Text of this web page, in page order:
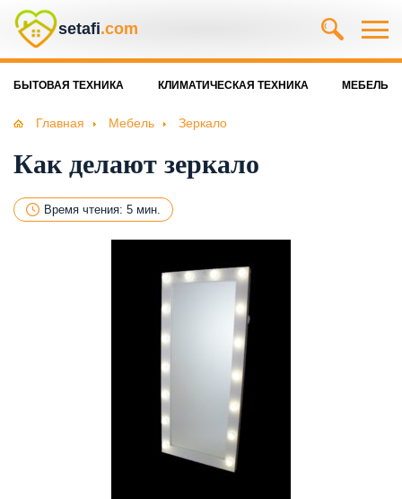
setafi.com
БЫТОВАЯ ТЕХНИКА КЛИМАТИЧЕСКАЯ ТЕХНИКА МЕБЕЛЬ
Главная Мебель Зеркало
Как делают зеркало
Время чтения: 5 мин.